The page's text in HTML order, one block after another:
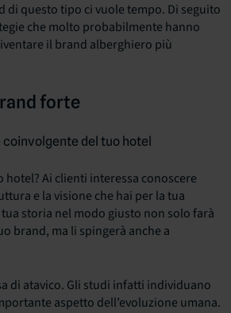
di questo tipo ci vuole tempo. Di seguito
che molto probabilmente hanno
il brand alberghiero più
forte
del tuo hotel
hotel? Ai clienti interessa conoscere
e la visione che hai per la tua
storia nel modo giusto non solo farà
brand, ma li spingerà anche a
di atavico. Gli studi infatti individuano
aspetto dell’evoluzione umana.